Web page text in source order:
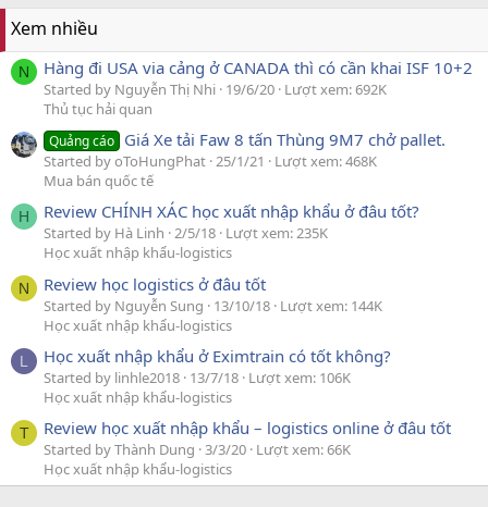
Xem nhiều
N Hàng đi USA via cảng ở CANADA thì có cần khai ISF 10+2
Started by Nguyễn Thị Nhi 19/6/20 Lượt xem: 692K
Thủ tục hải quan
Quảng cáo Giá Xe tải Faw 8 tấn Thùng 9M7 chở pallet.
Started by oToHungPhat 25/1/21
Lượt xem: 468K
Mua bán quốc tế
H Review CHÍNH XÁC học xuất nhập khẩu ở đâu tốt?
Started by Hà Linh 2/5/18 Lượt xem: 235K
Học xuất nhập khẩu-logistics
N Review học logistics ở đâu tốt
Started by Nguyễn Sung 13/10/18 Lượt xem: 144K
Học xuất nhập khẩu-logistics
L Học xuất nhập khẩu ở Eximtrain có tốt không?
Started by linhle2018 13/7/18 Lượt xem: 106K
Học xuất nhập khẩu-logistics
T Review học xuất nhập khẩu – logistics online ở đâu tốt
Started by Thành Dung 3/3/20 Lượt xem: 66K
Học xuất nhập khẩu-logistics